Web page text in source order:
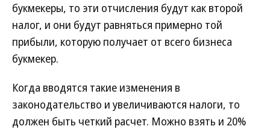
букмекеры, то эти отчисления будут как второй
налог, и они будут равняться примерно той
прибыли, которую получает от всего бизнеса
букмекер.
Когда вводятся такие изменения в
законодательство и увеличиваются налоги, то
должен быть четкий расчет. Можно взять и 20%